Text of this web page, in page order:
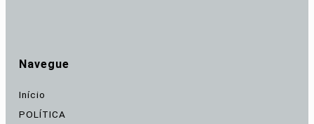
Navegue
Início
POLÍTICA